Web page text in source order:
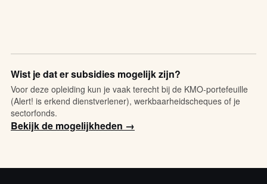
Wist je dat er subsidies mogelijk zijn?
Voor deze opleiding kun je vaak terecht bij de KMO-portefeuille
(Alert! is erkend dienstverlener), werkbaarheidscheques of je
sectorfonds.
Bekijk de mogelijkheden →